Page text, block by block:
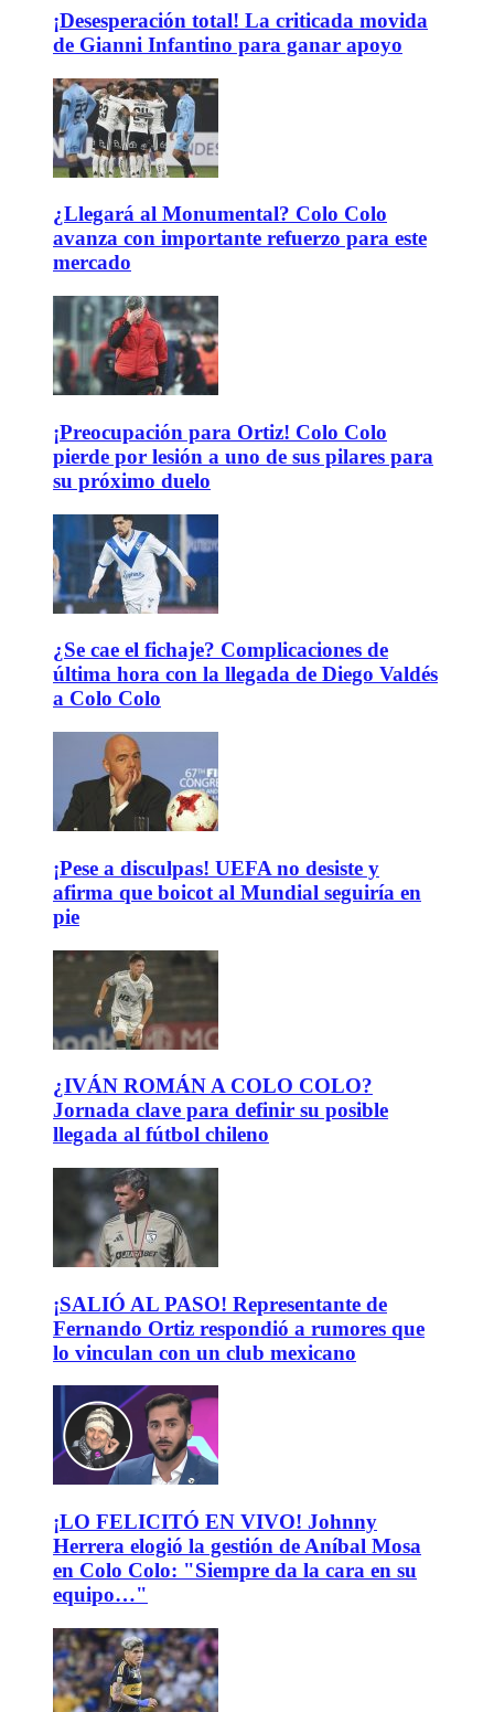
¡Desesperación total! La criticada movida
de Gianni Infantino para ganar apoyo
¿Llegará al Monumental? Colo Colo
avanza con importante refuerzo para este
mercado
¡Preocupación para Ortiz! Colo Colo
pierde por lesión a uno de sus pilares para
su próximo duelo
¿Se cae el fichaje? Complicaciones de
última hora con la llegada de Diego Valdés
a Colo Colo
¡Pese a disculpas! UEFA no desiste y
afirma que boicot al Mundial seguiría en
pie
¿IVÁN ROMÁN A COLO COLO?
Jornada clave para definir su posible
llegada al fútbol chileno
¡SALIÓ AL PASO! Representante de
Fernando Ortiz respondió a rumores que
lo vinculan con un club mexicano
¡LO FELICITÓ EN VIVO! Johnny
Herrera elogió la gestión de Aníbal Mosa
en Colo Colo: "Siempre da la cara en su
equipo…"